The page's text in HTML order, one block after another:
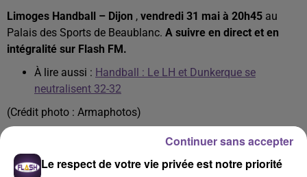
Limoges Handball – Dijon , vendredi 31 mai à 20h45 au
Palais des Sports de Beaublanc. A suivre en direct et en
intégralité sur Flash FM.
À lire aussi : Handball : Le LH et Dunkerque se
neutralisent 32-32
(Crédit photo : Armaphotos)
Le respect de votre vie privée est notre priorité
Continuer sans accepter